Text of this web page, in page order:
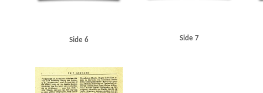
Side 6 Side 7